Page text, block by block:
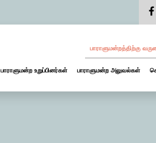
பாராளுமன்றத்திற்கு
பாராளுமன்ற உறுப்பினர்கள் பாராளுமன்ற அலுவல்கள்